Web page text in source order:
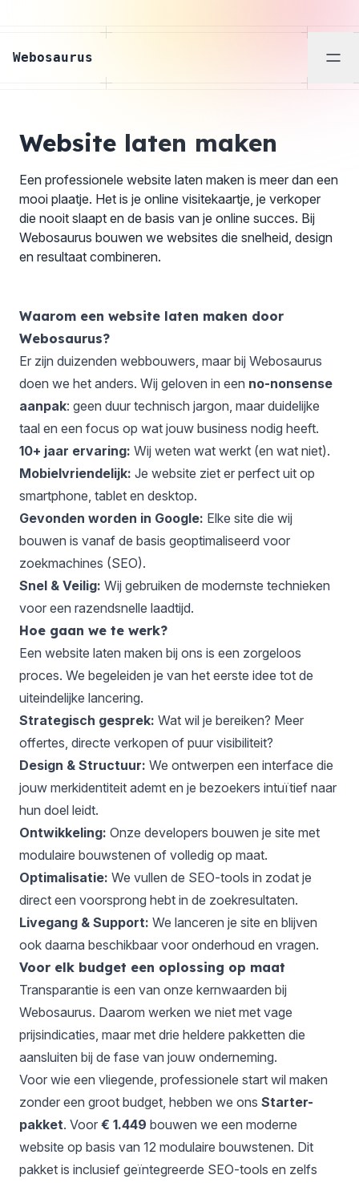
Webosaurus
Website laten maken
Een professionele website laten maken is meer dan een
mooi plaatje. Het is je online visitekaartje, je verkoper
die nooit slaapt en de basis van je online succes. Bij
Webosaurus bouwen we websites die snelheid, design
en resultaat combineren.
Waarom een website laten maken door
Webosaurus?
Er zijn duizenden webbouwers, maar bij Webosaurus
doen we het anders. Wij geloven in een no-nonsense
aanpak: geen duur technisch jargon, maar duidelijke
taal en een focus op wat jouw business nodig heeft.
10+ jaar ervaring: Wij weten wat werkt (en wat niet).
Mobielvriendelijk: Je website ziet er perfect uit op
smartphone, tablet en desktop.
Gevonden worden in Google: Elke site die wij
bouwen is vanaf de basis geoptimaliseerd voor
zoekmachines (SEO).
Snel & Veilig: Wij gebruiken de modernste technieken
voor een razendsnelle laadtijd.
Hoe gaan we te werk?
Een website laten maken bij ons is een zorgeloos
proces. We begeleiden je van het eerste idee tot de
uiteindelijke lancering.
Strategisch gesprek: Wat wil je bereiken? Meer
offertes, directe verkopen of puur visibiliteit?
Design & Structuur: We ontwerpen een interface die
jouw merkidentiteit ademt en je bezoekers intuïtief naar
hun doel leidt.
Ontwikkeling: Onze developers bouwen je site met
modulaire bouwstenen of volledig op maat.
Optimalisatie: We vullen de SEO-tools in zodat je
direct een voorsprong hebt in de zoekresultaten.
Livegang & Support: We lanceren je site en blijven
ook daarna beschikbaar voor onderhoud en vragen.
Voor elk budget een oplossing op maat
Transparantie is een van onze kernwaarden bij
Webosaurus. Daarom werken we niet met vage
prijsindicaties, maar met drie heldere pakketten die
aansluiten bij de fase van jouw onderneming.
Voor wie een vliegende, professionele start wil maken
zonder een groot budget, hebben we ons Starter-
pakket. Voor € 1.449 bouwen we een moderne
website op basis van 12 modulaire bouwstenen. Dit
pakket is inclusief geïntegreerde SEO-tools en zelfs